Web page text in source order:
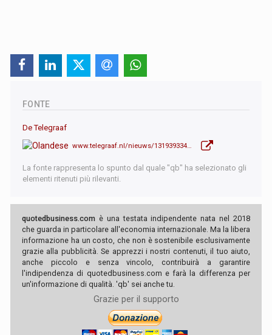
FONTE
De Telegraaf
www.telegraaf.nl/nieuws/1319393346/amsterdam-verbiedt-bouw-nieuwe-hotels
La fonte rappresenta lo spunto dal quale "qb" ha selezionato gli
elementi ritenuti più rilevanti.
quotedbusiness.com è una testata indipendente nata nel 2018
che guarda in particolare all'economia internazionale. Ma la libera
informazione ha un costo, che non è sostenibile esclusivamente
grazie alla pubblicità. Se apprezzi i nostri contenuti, il tuo aiuto,
anche piccolo e senza vincolo, contribuirà a garantire
l'indipendenza di quotedbusiness.com e farà la differenza per
un'informazione di qualità. 'qb' sei anche tu.
Grazie per il supporto